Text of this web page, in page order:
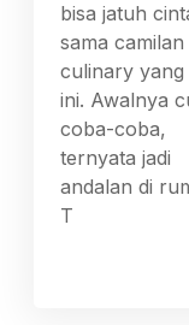
bisa jatuh
sama camilan
culinary yang
ini. Awalnya
coba-coba,
ternyata jadi
andalan di
T